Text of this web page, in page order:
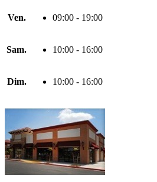
Ven. 09:00 - 19:00
Sam. 10:00 - 16:00
Dim. 10:00 - 16:00